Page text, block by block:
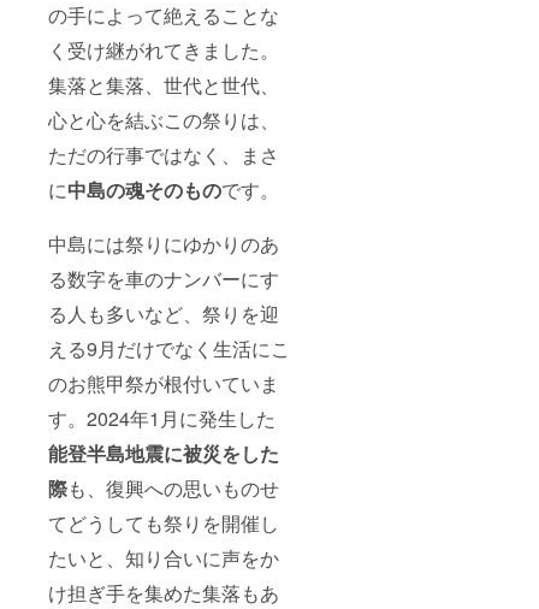
の手によって絶えることな
く受け継がれてきました。
集落と集落、世代と世代、
心と心を結ぶこの祭りは、
ただの行事ではなく、まさ
に中島の魂そのものです。
中島には祭りにゆかりのあ
る数字を車のナンバーにす
る人も多いなど、祭りを迎
える9月だけでなく生活にこ
のお熊甲祭が根付いていま
す。2024年1月に発生した
能登半島地震に被災をした
際も、復興への思いものせ
てどうしても祭りを開催し
たいと、知り合いに声をか
け担ぎ手を集めた集落もあ